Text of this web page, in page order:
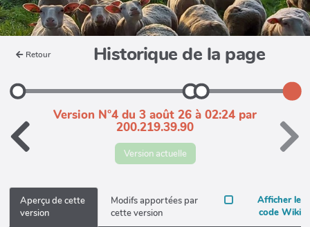
Retour Historique de la page
Version N°4 du 3 août 26 à 02:24 par
200.219.39.90
Version actuelle
Aperçu de cette
version
Modifs apportées par
cette version
Afficher le
code Wiki